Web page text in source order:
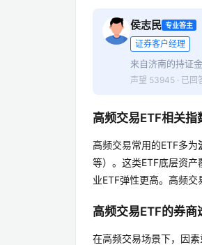
侯志民 专业答主
证券客户经理
来自济南的持证
声望 53945 · 已回
高频交易ETF相关指
高频交易常用的ETF多为
等）。这类ETF底层资
业ETF弹性更高。高频
高频交易ETF的券
在高频交易场景下，因素